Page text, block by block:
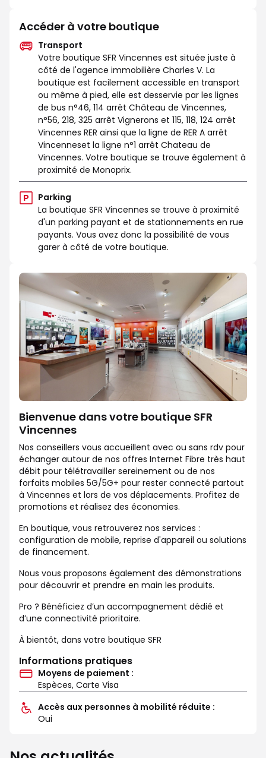
Accéder à votre boutique
Transport
Votre boutique SFR Vincennes est située juste à
côté de l'agence immobilière Charles V. La
boutique est facilement accessible en transport
ou même à pied, elle est desservie par les lignes
de bus n°46, 114 arrêt Château de Vincennes,
n°56, 218, 325 arrêt Vignerons et 115, 118, 124 arrêt
Vincennes RER ainsi que la ligne de RER A arrêt
Vincenneset la ligne n°1 arrêt Chateau de
Vincennes. Votre boutique se trouve également à
proximité de Monoprix.
Parking
La boutique SFR Vincennes se trouve à proximité
d'un parking payant et de stationnements en rue
payants. Vous avez donc la possibilité de vous
garer à côté de votre boutique.
Bienvenue dans votre boutique SFR
Vincennes
Nos conseillers vous accueillent avec ou sans rdv pour
échanger autour de nos offres Internet Fibre très haut
débit pour télétravailler sereinement ou de nos
forfaits mobiles 5G/5G+ pour rester connecté partout
à Vincennes et lors de vos déplacements. Profitez de
promotions et réalisez des économies.
En boutique, vous retrouverez nos services :
configuration de mobile, reprise d'appareil ou solutions
de financement.
Nous vous proposons également des démonstrations
pour découvrir et prendre en main les produits.
Pro ? Bénéficiez d’un accompagnement dédié et
d’une connectivité prioritaire.
À bientôt, dans votre boutique SFR
Informations pratiques
Moyens de paiement :
Espèces, Carte Visa
Accès aux personnes à mobilité réduite :
Oui